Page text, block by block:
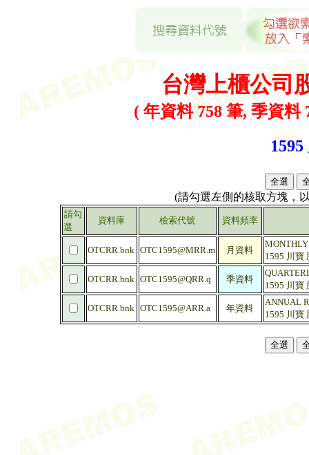
台灣上櫃公司
( 年資料 758 筆, 季資料
(請勾選左側的核取方塊，
請勾
選
資料庫 檢索代號 資料頻率
OTCRR.bnk OTC1595@MRR.m 月資料
1595 川寶
OTCRR.bnk OTC1595@QRR.q 季資料
1595 川寶
OTCRR.bnk OTC1595@ARR.a 年資料
ANNUAL
1595 川寶